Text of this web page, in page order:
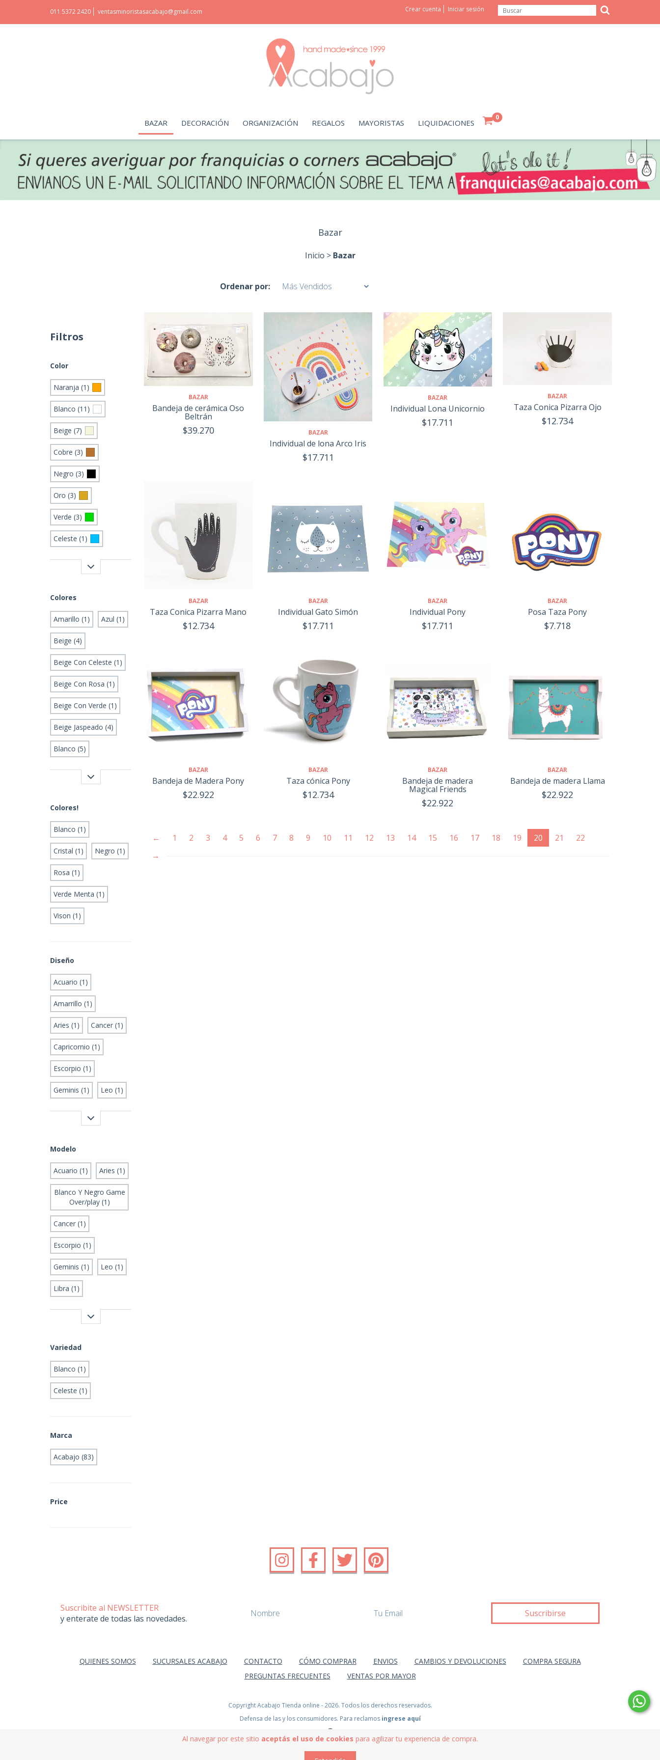
011 5372 2420 ventasminoristasacabajo@gmail.com Crear cuenta Iniciar sesión
Al navegar por este sitio aceptás el uso de cookies para agilizar tu experiencia de compra.
BAZAR DECORACIÓN ORGANIZACIÓN REGALOS MAYORISTAS LIQUIDACIONES
0
Bazar
Inicio > Bazar
Ordenar por:
Filtros
Color
Naranja (1)
Blanco (11)
Beige (7)
Cobre (3)
Negro (3)
Oro (3)
Verde (3)
Celeste (1)
Colores
Amarillo (1) Azul (1)
Beige (4)
Beige Con Celeste (1)
Beige Con Rosa (1)
Beige Con Verde (1)
Beige Jaspeado (4)
Blanco (5)
Colores!
Blanco (1)
Cristal (1) Negro (1)
Rosa (1)
Verde Menta (1)
Vison (1)
Diseño
Acuario (1)
Amarrillo (1)
Aries (1) Cancer (1)
Capricornio (1)
Escorpio (1)
Geminis (1) Leo (1)
Modelo
Acuario (1) Aries (1)
Blanco Y Negro Game
Over/play (1)
Cancer (1)
Escorpio (1)
Geminis (1) Leo (1)
Libra (1)
Variedad
Blanco (1)
Celeste (1)
Marca
Acabajo (83)
Price
BAZAR
Bandeja de cerámica Oso
Beltrán
$39.270 BAZAR
Individual de lona Arco Iris
$17.711
BAZAR
Individual Lona Unicornio
$17.711
BAZAR
Taza Conica Pizarra Ojo
$12.734
BAZAR
Taza Conica Pizarra Mano
$12.734
BAZAR
Individual Gato Simón
$17.711
BAZAR
Individual Pony
$17.711
BAZAR
Posa Taza Pony
$7.718
BAZAR
Bandeja de Madera Pony
$22.922
BAZAR
Taza cónica Pony
$12.734
BAZAR
Bandeja de madera
Magical Friends
$22.922
BAZAR
Bandeja de madera Llama
$22.922
← 1 2 3 4 5 6 7 8 9 10 11 12 13 14 15 16 17 18 19 20 (current)
21
22
→
Suscribite al NEWSLETTER
y enterate de todas las novedades.
QUIENES SOMOS SUCURSALES ACABAJO CONTACTO CÓMO COMPRAR ENVIOS CAMBIOS Y DEVOLUCIONES
COMPRA SEGURA
PREGUNTAS FRECUENTES
VENTAS POR MAYOR
Copyright Acabajo Tienda online - 2026. Todos los derechos reservados.
Defensa de las y los consumidores. Para reclamos ingrese aquí